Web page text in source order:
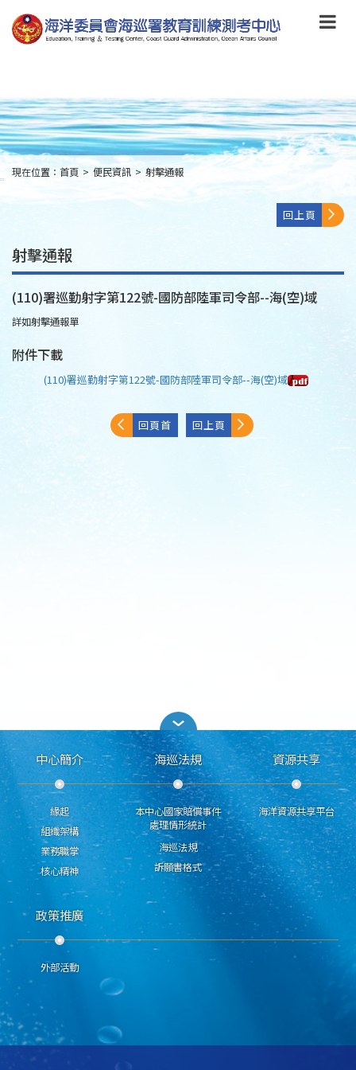
到
主
要
to
main
content
:::
現在位置： 首頁 > 便民資訊 > 射擊通報
回上頁
射擊通報
(110)署巡勤射字第122號-國防部陸軍司令部--海(空)域
詳如射擊通報單
附件下載
(110)署巡勤射字第122號-國防部陸軍司令部--海(空)域
回頁首 回上頁
中心簡介
緣起
組織架構
業務職掌
核心精神
海巡法規
本中心國家賠償事件
處理情形統計
海巡法規
訴願書格式
資源共享
海洋資源共享平台
政策推廣
外部活動